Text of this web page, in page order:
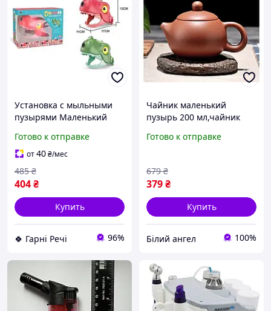
Установка с мыльными
пузырями Маленький
Готово к отправке
от40₴/мес
404₴
485 ₴
Купить
🍀 Гарні Речі 96%
Чайник маленький
пузырь 200 мл,чайник
глины, удобный чайник
традиций
Готово к отправке
379₴
679 ₴
Купить
Білий ангел 100%